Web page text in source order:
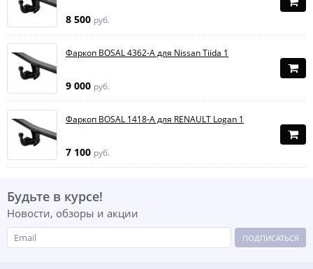
8 500 руб.
Фаркоп BOSAL 4362-A для Nissan Tiida 1
9 000 руб.
Фаркоп BOSAL 1418-A для RENAULT Logan 1
7 100 руб.
Будьте в курсе!
Новости, обзоры и акции
ПОДПИСАТЬСЯ